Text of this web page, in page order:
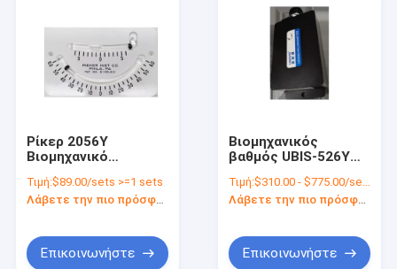
Ρίκερ 2056Y
Βιομηχανικό
μέτρηση κλίσης 60
μοιρών
Τιμή:$89.00/sets >=1 sets
Λάβετε την πιο πρόσφατη τιμή
Επικοινωνήστε
Βιομηχανικός
βαθμός UBIS-526Y
Διπλός άξονας
ψηφιακός
Τιμή:$310.00 - $775.00/sets
Επικοινωνήστε